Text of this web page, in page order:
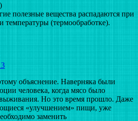
полезные вещества распадаются при
(термообработке).
объяснение. Наверняка были
человека, когда мясо было
Но это время прошло. Даже
«улучшением» пищи, уже
заменить